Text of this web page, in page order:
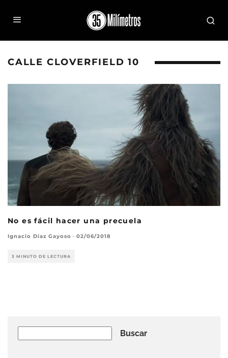
CALLE CLOVERFIELD 10
No es fácil hacer una precuela
Ignacio Díaz Gayoso · 02/06/2018
3 MINUTO DE LECTURA
Buscar